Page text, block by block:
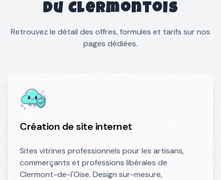
du Clermontois
Retrouvez le détail des offres, formules et tarifs sur nos
pages dédiées.
Création de site internet
Sites vitrines professionnels pour les artisans,
commerçants et professions libérales de
Clermont-de-l'Oise. Design sur-mesure,